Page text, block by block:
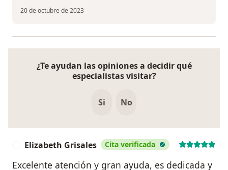
20 de octubre de 2023
¿Te ayudan las opiniones a decidir qué
especialistas visitar?
Si No
Elizabeth Grisales Cita verificada
Excelente atención y gran ayuda, es dedicada y